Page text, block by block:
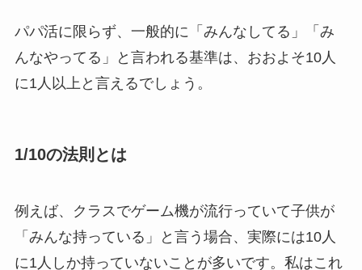
パパ活に限らず、一般的に「みんなしてる」「み
んなやってる」と言われる基準は、おおよそ10人
に1人以上と言えるでしょう。
1/10の法則とは
例えば、クラスでゲーム機が流行っていて子供が
「みんな持っている」と言う場合、実際には10人
に1人しか持っていないことが多いです。私はこれ